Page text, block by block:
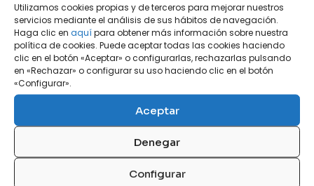
Utilizamos cookies propias y de terceros para mejorar nuestros
servicios mediante el análisis de sus hábitos de navegación.
Haga clic en aquípara obtener más información sobre nuestra
política de cookies. Puede aceptar todas las cookies haciendo
clic en el botón «Aceptar» o configurarlas, rechazarlas pulsando
en «Rechazar» o configurar su uso haciendo clic en el botón
«Configurar».
Aceptar
Denegar
Configurar
Las
opciones
se
pueden
elegir
en
producto
opciones
se
pueden
elegir
en
la
DAMA LAVABO A
SUELO (2 SENOS) 3
CAJONES 120CM